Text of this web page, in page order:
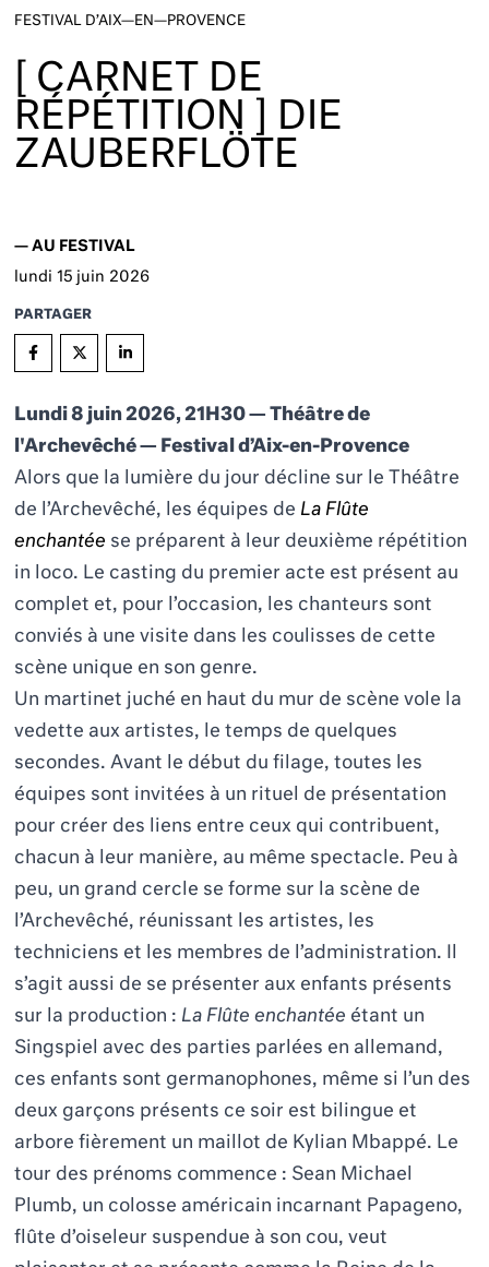
FESTIVAL D’AIX—EN—PROVENCE
[ CARNET DE
RÉPÉTITION ] DIE
ZAUBERFLÖTE
—AU FESTIVAL
lundi 15 juin 2026
PARTAGER
Lundi 8 juin 2026, 21H30 — Théâtre de
l'Archevêché — Festival d’Aix-en-Provence
Alors que la lumière du jour décline sur le Théâtre
de l’Archevêché, les équipes de La Flûte
enchantée se préparent à leur deuxième répétition
in loco. Le casting du premier acte est présent au
complet et, pour l’occasion, les chanteurs sont
conviés à une visite dans les coulisses de cette
scène unique en son genre.
Un martinet juché en haut du mur de scène vole la
vedette aux artistes, le temps de quelques
secondes. Avant le début du filage, toutes les
équipes sont invitées à un rituel de présentation
pour créer des liens entre ceux qui contribuent,
chacun à leur manière, au même spectacle. Peu à
peu, un grand cercle se forme sur la scène de
l’Archevêché, réunissant les artistes, les
techniciens et les membres de l’administration. Il
s’agit aussi de se présenter aux enfants présents
sur la production : La Flûte enchantée étant un
Singspiel avec des parties parlées en allemand,
ces enfants sont germanophones, même si l’un des
deux garçons présents ce soir est bilingue et
arbore fièrement un maillot de Kylian Mbappé. Le
tour des prénoms commence : Sean Michael
Plumb, un colosse américain incarnant Papageno,
flûte d’oiseleur suspendue à son cou, veut